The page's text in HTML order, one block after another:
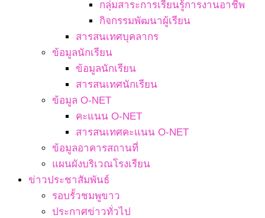
กลุ่มสาระการเรียนรู้การงานอาชีพ
กิจกรรมพัฒนาผู้เรียน
สารสนเทศบุคลากร
ข้อมูลนักเรียน
ข้อมูลนักเรียน
สารสนเทศนักเรียน
ข้อมูล O-NET
คะแนน O-NET
สารสนเทศคะแนน O-NET
ข้อมูลอาคารสถานที่
แผนผังบริเวณโรงเรียน
ข่าวประชาสัมพันธ์
รอบรั้วชมพูขาว
ประกาศข่าวทั่วไป